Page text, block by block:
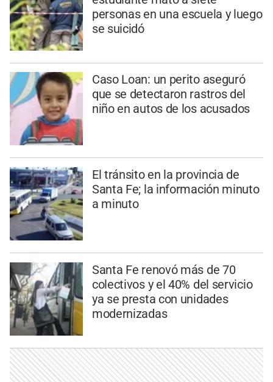
personas en una escuela y luego
se suicidó
Caso Loan: un perito aseguró
que se detectaron rastros del
niño en autos de los acusados
El tránsito en la provincia de
Santa Fe; la información minuto
a minuto
Santa Fe renovó más de 70
colectivos y el 40% del servicio
ya se presta con unidades
modernizadas